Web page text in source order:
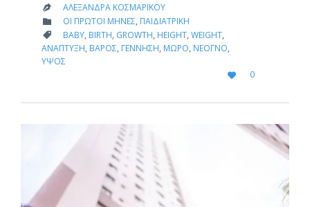
 ΑΛΕΞΆΝΔΡΑ ΚΟΣΜΑΡΊΚΟΥ
 CATEGORY
ΟΙ ΠΡΏΤΟΙ ΜΉΝΕΣ, ΠΑΙΔΙΑΤΡΙΚΉ
 CATEGORY
BABY, BIRTH, GROWTH, HEIGHT, WEIGHT,
ΑΝΆΠΤΥΞΗ, ΒΆΡΟΣ, ΓΈΝΝΗΣΗ, ΜΩΡΌ, ΝΕΟΓΝΌ,
ΎΨΟΣ

LOVE
IT
0